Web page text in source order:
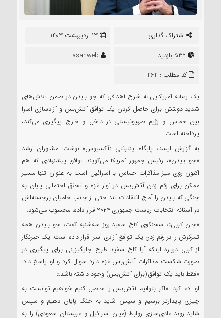
اشتراک گذاری
13 اردیبهشت 1403
asanweb
کد مطلب : 262
یک رسانه آمریکایی به شرح اهدافی که جو بایدن در ضمن تلاش‌های
شدید دولتش برای حاصل کردن یک توافق آتش‌بس و آزادسازی اسرا
بین حماس و رژیم صهیونیستی در داخل و خارج پیگیری می‌کند،
پرداخته است.
به گزارش ایسنا، پایگاه اینترنتی «آکسیوس» نوشت: مشاوران ارشد
«جو بایدن»، رئیس جمهور آمریکا می‌گویند توافق پیشنهادی که هم
اکنون روی میز مذاکرات حماس با اسرائیل است به عنوان تنها مسیر
ممکن برای رقم زدن آتش‌بس در نوار غزه و تحقق احتمالی پایان به
جنگی که بایدن را آماج انتقادات تند حتی از جانب حامیان برجسته‌اش
در آستانه انتخابات ریاست جمهوری ۲۰۲۴ قرار داده، محسوب می‌شود.
«جان کربی»، سخنگوی کاخ سفید روز سه‌شنبه گفت، جو بایدن همه
تمرکزش را بر رقم زدن یک توافق آزادی اسرا قرار داده است. یک خبرنگار
از کربی درباره اینکه آیا کاخ سفید طرح جایگیزینی برای پیگیری در
صورت شکست مذاکرات آتش‌بس غزه دارد سوال کرد و او پاسخ داد:
«فقط باید یک توافق (برای آتش‌بس) وجود داشته باشد.»
او ادعا کرد: «اگر بتوانیم آتش‌بس را حاصل کنیم خواهیم توانست به
چیزی پایدارتر برسیم و سپس شاید به جنگ پایان دهیم و سپس
شاید روند عادی‌سازی روابط (میان اسرائیل و عربستان سعودی)‌ را به